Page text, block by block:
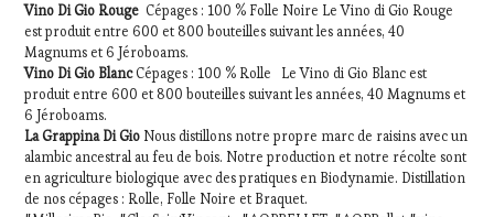
Vino Di Gio Rouge Cépages : 100 % Folle Noire Le Vino di Gio Rouge
est produit entre 600 et 800 bouteilles suivant les années, 40
Magnums et 6 Jéroboams.
Vino Di Gio BlancCépages : 100 % Rolle Le Vino di Gio Blanc est
produit entre 600 et 800 bouteilles suivant les années, 40 Magnums et
6 Jéroboams.
La Grappina Di Gio Nous distillons notre propre marc de raisins avec un
alambic ancestral au feu de bois. Notre production et notre récolte sont
en agriculture biologique avec des pratiques en Biodynamie. Distillation
de nos cépages : Rolle, Folle Noire et Braquet.